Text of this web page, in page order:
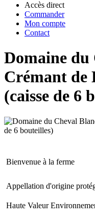
Accès direct
Commander
Mon compte
Contact
Domaine du
Crémant de
(caisse de 6
Bienvenue à la ferme
Appellation d'origine
Haute Valeur